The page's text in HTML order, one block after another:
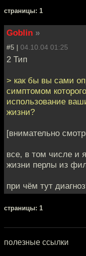
cтраницы: 1
Goblin »
#5 | 04.10.04 01:25
2 Тип
> как бы вы сами
симптомом
использование
жизни?
[внимательно
все, в том числе и
жизни перлы из
при чём тут
cтраницы: 1
полезные ссылки